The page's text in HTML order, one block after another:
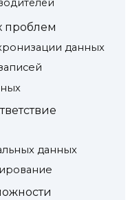
проблем
данных
данных